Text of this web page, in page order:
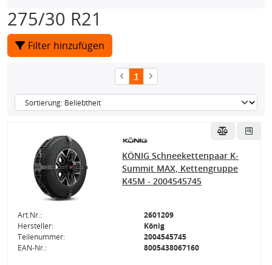
275/30 R21
Filter hinzufügen
1
KÖNIG Schneekettenpaar K-
Summit MAX, Kettengruppe
K45M - 2004545745
Art.Nr.:
2601209
Hersteller:
König
Teilenummer:
2004545745
EAN-Nr.:
8005438067160